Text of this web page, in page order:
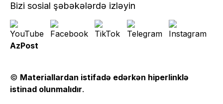
Bizi sosial şəbəkələrdə izləyin
AzPost
© Materiallardan istifadə edərkən hiperlinklə
istinad olunmalıdır.